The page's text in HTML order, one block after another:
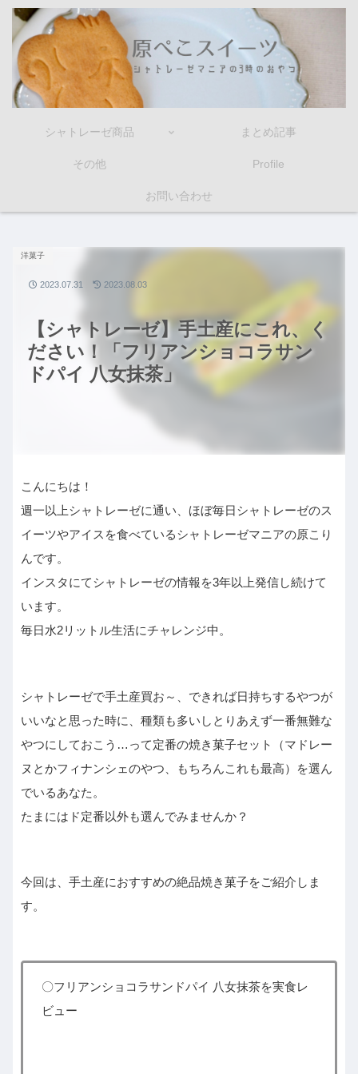
シャトレーゼ商品 まとめ記事
その他 Profile
お問い合わせ
【シャトレーゼ】手土産にこれ、く
ださい！「フリアンショコラサン
ドパイ 八女抹茶」
洋菓子
2023.07.31 2023.08.03
こんにちは！
週一以上シャトレーゼに通い、ほぼ毎日シャトレーゼのス
イーツやアイスを食べているシャトレーゼマニアの原こり
んです。
インスタにてシャトレーゼの情報を3年以上発信し続けて
います。
毎日水2リットル生活にチャレンジ中。
シャトレーゼで手土産買お～、できれば日持ちするやつが
いいなと思った時に、種類も多いしとりあえず一番無難な
やつにしておこう…って定番の焼き菓子セット（マドレー
ヌとかフィナンシェのやつ、もちろんこれも最高）を選ん
でいるあなた。
たまにはド定番以外も選んでみませんか？
今回は、手土産におすすめの絶品焼き菓子をご紹介しま
す。
〇フリアンショコラサンドパイ 八女抹茶を実食レ
ビュー